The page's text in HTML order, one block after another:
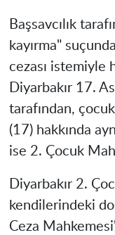
Başsavcılık
kayırma"
cezası istemiyle
Diyarbakır 17.
tarafından,
(17) hakkında
ise 2. Çocuk
Diyarbakır 2.
kendilerindeki
Ceza